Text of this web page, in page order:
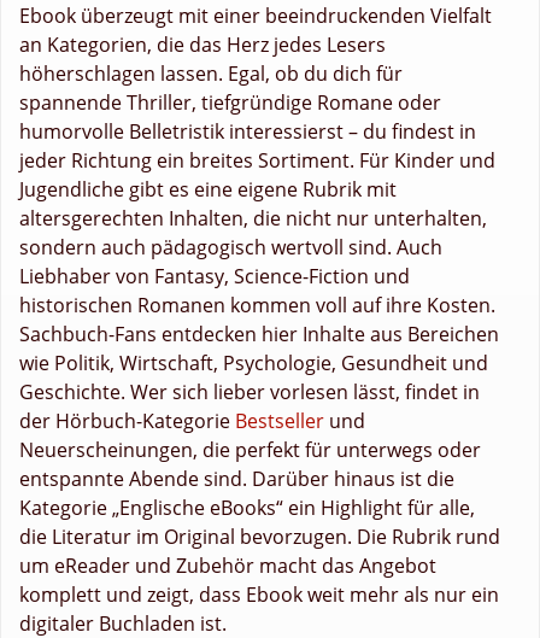
Ebook überzeugt mit einer beeindruckenden Vielfalt
an Kategorien, die das Herz jedes Lesers
höherschlagen lassen. Egal, ob du dich für
spannende Thriller, tiefgründige Romane oder
humorvolle Belletristik interessierst – du findest in
jeder Richtung ein breites Sortiment. Für Kinder und
Jugendliche gibt es eine eigene Rubrik mit
altersgerechten Inhalten, die nicht nur unterhalten,
sondern auch pädagogisch wertvoll sind. Auch
Liebhaber von Fantasy, Science-Fiction und
historischen Romanen kommen voll auf ihre Kosten.
Sachbuch-Fans entdecken hier Inhalte aus Bereichen
wie Politik, Wirtschaft, Psychologie, Gesundheit und
Geschichte. Wer sich lieber vorlesen lässt, findet in
der Hörbuch-Kategorie Bestseller und
Neuerscheinungen, die perfekt für unterwegs oder
entspannte Abende sind. Darüber hinaus ist die
Kategorie „Englische eBooks“ ein Highlight für alle,
die Literatur im Original bevorzugen. Die Rubrik rund
um eReader und Zubehör macht das Angebot
komplett und zeigt, dass Ebook weit mehr als nur ein
digitaler Buchladen ist.